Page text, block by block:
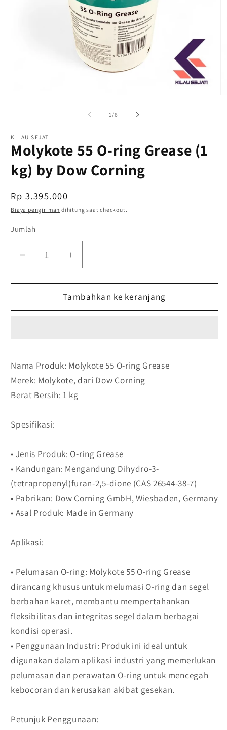
1 /dari
6
KILAU SEJATI
Molykote 55 O-ring Grease (1
kg) by Dow Corning
Harga
reguler
Rp 3.395.000
Biaya pengiriman dihitung saat checkout.
Jumlah
Kurangi
jumlah
untuk
Molykote
55
kg)
by
Dow
Tambah
jumlah
untuk
Molykote
55
kg)
by
Dow
Tambahkan ke keranjang
Nama Produk: Molykote 55 O-ring Grease
Merek: Molykote, dari Dow Corning
Berat Bersih: 1 kg
Spesifikasi:
• Jenis Produk: O-ring Grease
• Kandungan: Mengandung Dihydro-3-
(tetrapropenyl)furan-2,5-dione (CAS 26544-38-7)
• Pabrikan: Dow Corning GmbH, Wiesbaden, Germany
• Asal Produk: Made in Germany
Aplikasi:
• Pelumasan O-ring: Molykote 55 O-ring Grease
dirancang khusus untuk melumasi O-ring dan segel
berbahan karet, membantu mempertahankan
fleksibilitas dan integritas segel dalam berbagai
kondisi operasi.
• Penggunaan Industri: Produk ini ideal untuk
digunakan dalam aplikasi industri yang memerlukan
pelumasan dan perawatan O-ring untuk mencegah
kebocoran dan kerusakan akibat gesekan.
Petunjuk Penggunaan: